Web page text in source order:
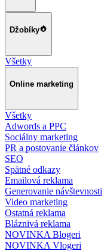
Džobíky
Všetky
Online marketing
Všetky
Adwords a PPC
Sociálny marketing
PR a postovanie článkov
SEO
Spätné odkazy
Emailová reklama
Generovanie návštevnosti
Video marketing
Ostatná reklama
Bláznivá reklama
NOVINKA Blogeri
NOVINKA Vlogeri